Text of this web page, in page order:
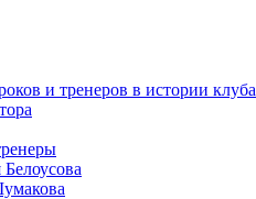
и тренеров в истории клуба